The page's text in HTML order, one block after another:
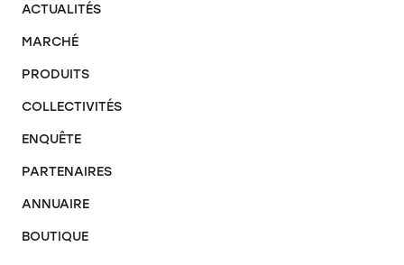
ACTUALITÉS
MARCHÉ
PRODUITS
COLLECTIVITÉS
ENQUÊTE
PARTENAIRES
ANNUAIRE
BOUTIQUE